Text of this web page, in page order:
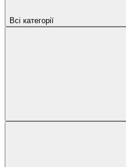
Всі категорії